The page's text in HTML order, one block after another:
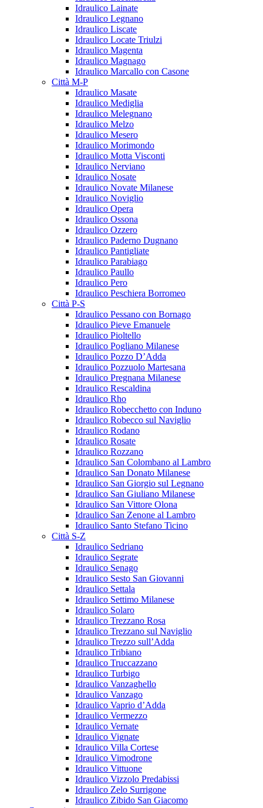
Idraulico Lainate
Idraulico Legnano
Idraulico Liscate
Idraulico Locate Triulzi
Idraulico Magenta
Idraulico Magnago
Idraulico Marcallo con Casone
Città M-P
Idraulico Masate
Idraulico Mediglia
Idraulico Melegnano
Idraulico Melzo
Idraulico Mesero
Idraulico Morimondo
Idraulico Motta Visconti
Idraulico Nerviano
Idraulico Nosate
Idraulico Novate Milanese
Idraulico Noviglio
Idraulico Opera
Idraulico Ossona
Idraulico Ozzero
Idraulico Paderno Dugnano
Idraulico Pantigliate
Idraulico Parabiago
Idraulico Paullo
Idraulico Pero
Idraulico Peschiera Borromeo
Città P-S
Idraulico Pessano con Bornago
Idraulico Pieve Emanuele
Idraulico Pioltello
Idraulico Pogliano Milanese
Idraulico Pozzo D’Adda
Idraulico Pozzuolo Martesana
Idraulico Pregnana Milanese
Idraulico Rescaldina
Idraulico Rho
Idraulico Robecchetto con Induno
Idraulico Robecco sul Naviglio
Idraulico Rodano
Idraulico Rosate
Idraulico Rozzano
Idraulico San Colombano al Lambro
Idraulico San Donato Milanese
Idraulico San Giorgio sul Legnano
Idraulico San Giuliano Milanese
Idraulico San Vittore Olona
Idraulico San Zenone al Lambro
Idraulico Santo Stefano Ticino
Città S-Z
Idraulico Sedriano
Idraulico Segrate
Idraulico Senago
Idraulico Sesto San Giovanni
Idraulico Settala
Idraulico Settimo Milanese
Idraulico Solaro
Idraulico Trezzano Rosa
Idraulico Trezzano sul Naviglio
Idraulico Trezzo sull’Adda
Idraulico Tribiano
Idraulico Truccazzano
Idraulico Turbigo
Idraulico Vanzaghello
Idraulico Vanzago
Idraulico Vaprio d’Adda
Idraulico Vermezzo
Idraulico Vernate
Idraulico Vignate
Idraulico Villa Cortese
Idraulico Vimodrone
Idraulico Vittuone
Idraulico Vizzolo Predabissi
Idraulico Zelo Surrigone
Idraulico Zibido San Giacomo